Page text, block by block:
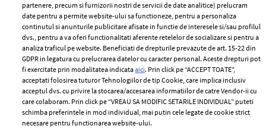
ELLE Style Awards
2024
Despre ELLE
Romania
Contact
Abonamente
Termeni si conditii
Politica de
confidențialitate
Politica de cookies
Publicitate
partenere, precum si furnizorii nostri de servicii de date analitice) prelucram
date pentru a permite website-ului sa functioneze, pentru a personaliza
continutul si anunturile publicitare afisate in functie de interesele si/sau profilul
dvs., pentru a va oferi functionalitati aferente retelelor de socializare si pentru a
analiza traficul pe website. Beneficiati de drepturile prevazute de art. 15-22 din
GDPR in legatura cu prelucrarea datelor cu caracter personal. Aceste drepturi pot
fi exercitate prin modalitatea indicataaici. Prin click pe “ACCEPT TOATE”,
acceptati folosirea tuturor Tehnologiilor de tip Cookie, care implica inclusiv
acceptul dvs. cu privire la stocarea/accesarea informatiilor de catre Vendor-ii cu
care colaboram. Prin click pe “VREAU SA MODIFIC SETARILE INDIVIDUAL” puteti
schimba preferintele in mod individual, mai putin cele legate de cookie strict
necesare pentru functionarea website-ului.